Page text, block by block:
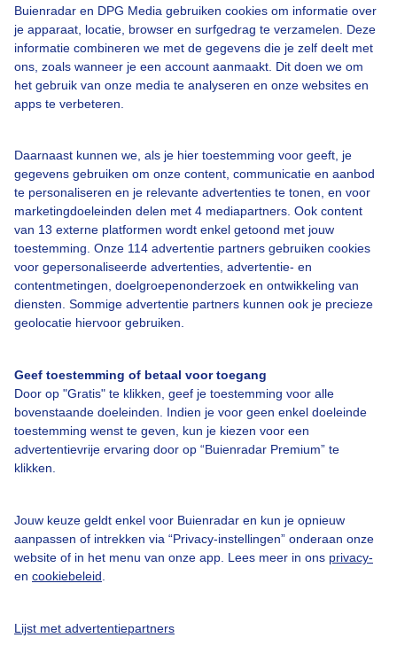
Buienradar en DPG Media gebruiken cookies om informatie over
je apparaat, locatie, browser en surfgedrag te verzamelen. Deze
informatie combineren we met de gegevens die je zelf deelt met
ons, zoals wanneer je een account aanmaakt. Dit doen we om
het gebruik van onze media te analyseren en onze websites en
apps te verbeteren.
Daarnaast kunnen we, als je hier toestemming voor geeft, je
gegevens gebruiken om onze content, communicatie en aanbod
te personaliseren en je relevante advertenties te tonen, en voor
marketingdoeleinden delen met 4 mediapartners. Ook content
van 13 externe platformen wordt enkel getoond met jouw
toestemming. Onze 114 advertentie partners gebruiken cookies
voor gepersonaliseerde advertenties, advertentie- en
contentmetingen, doelgroepenonderzoek en ontwikkeling van
diensten. Sommige advertentie partners kunnen ook je precieze
geolocatie hiervoor gebruiken.
Geef toestemming of betaal voor toegang
Door op "Gratis" te klikken, geef je toestemming voor alle
bovenstaande doeleinden. Indien je voor geen enkel doeleinde
toestemming wenst te geven, kun je kiezen voor een
advertentievrije ervaring door op “Buienradar Premium” te
klikken.
Jouw keuze geldt enkel voor Buienradar en kun je opnieuw
aanpassen of intrekken via “Privacy-instellingen” onderaan onze
website of in het menu van onze app. Lees meer in ons privacy-
en cookiebeleid
Lijst met advertentiepartners
Bekijk slideshow
Over Buienradar
Bedrijfsgegevens
Contact
Toegankelijkheid
Gebruikersvoorwaarden
Adverteren
Privacy beleid
Cookie beleid